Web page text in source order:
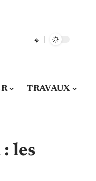
TRAVAUX
les